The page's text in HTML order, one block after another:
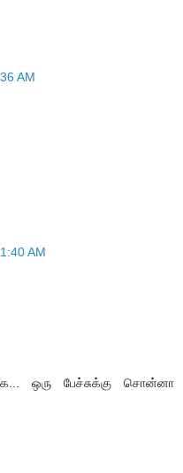
AM
AM
ஒரு பேச்சுக்கு சொன்னா